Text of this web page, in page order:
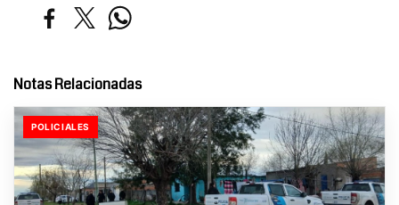
Notas Relacionadas
POLICIALES